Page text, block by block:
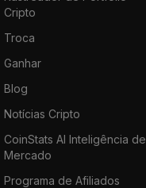
Cripto
Troca
Ganhar
Blog
Notícias Cripto
CoinStats AI Inteligência de
Mercado
Programa de Afiliados